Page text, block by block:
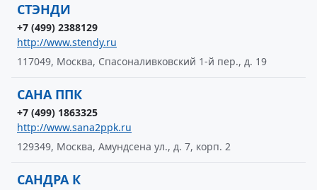
СТЭНДИ
+7 (499) 2388129
http://www.stendy.ru
117049, Москва, Спасоналивковский 1-й пер., д. 19
САНА ППК
+7 (499) 1863325
http://www.sana2ppk.ru
129349, Москва, Амундсена ул., д. 7, корп. 2
САНДРА К